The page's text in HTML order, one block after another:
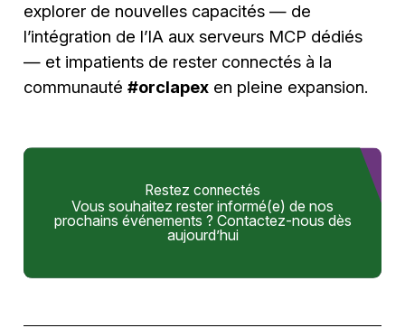
explorer de nouvelles capacités — de
l’intégration de l’IA aux serveurs MCP dédiés
— et impatients de rester connectés à la
communauté#orclapex en pleine expansion.
Restez connectés
Vous souhaitez rester informé(e) de nos
prochains événements ? Contactez-nous dès
aujourd’hui